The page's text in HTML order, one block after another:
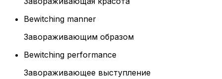
Bewitching manner
Завораживающим образом
Bewitching performance
Завораживающее выступление